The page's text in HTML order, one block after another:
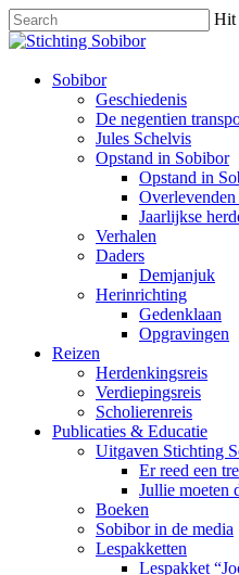
Hit
Sobibor
Geschiedenis
De negentien
Jules Schelvis
Opstand in Sobibor
Opstand in
Overlevenden
Jaarlijkse
Verhalen
Daders
Demjanjuk
Herinrichting
Gedenklaan
Opgravingen
Reizen
Herdenkingsreis
Verdiepingsreis
Scholierenreis
Publicaties & Educatie
Uitgaven Stichting
Er reed een
Jullie moeten
Boeken
Sobibor in de media
Lespakketten
Lespakket